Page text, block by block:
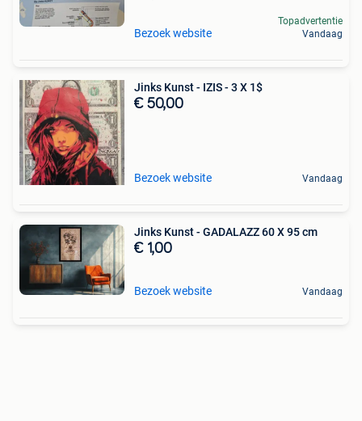
Bezoek website
Topadvertentie
Vandaag
Jinks Kunst - IZIS - 3 X 1$
€ 50,00
Bezoek website Vandaag
Jinks Kunst - GADALAZZ 60 X 95 cm
€ 1,00
Bezoek website Vandaag